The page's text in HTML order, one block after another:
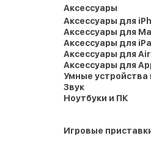
Аксессуары
Аксессуары для
Аксессуары для
Аксессуары для
Аксессуары для
Аксессуары для
Умные
Звук
Ноутбуки и ПК
Игровые